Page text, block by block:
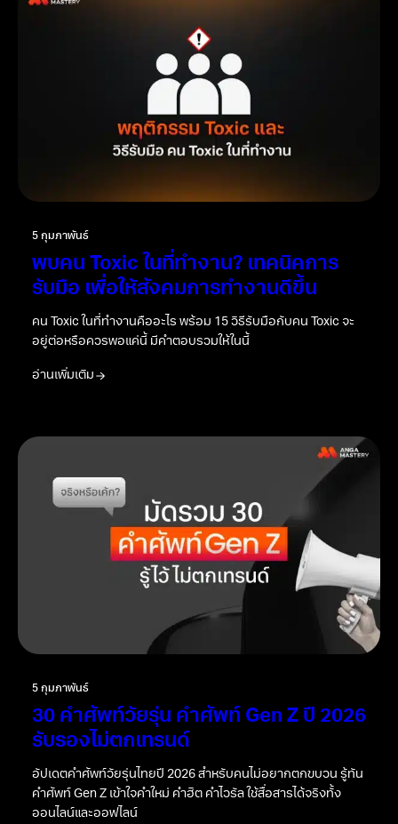
5 กุมภาพันธ์
พบคน Toxic ในที่ทำงาน? เทคนิคการ
รับมือ เพื่อให้สังคมการทำงานดีขึ้น
คน Toxic ในที่ทำงานคืออะไร พร้อม 15 วิธีรับมือกับคน Toxic จะ
อยู่ต่อหรือควรพอแค่นี้ มีคำตอบรวมให้ในนี้
อ่านเพิ่มเติม
5 กุมภาพันธ์
30 คำศัพท์วัยรุ่น คำศัพท์ Gen Z ปี 2026
รับรองไม่ตกเทรนด์
อัปเดตคำศัพท์วัยรุ่นไทยปี 2026 สำหรับคนไม่อยากตกขบวน รู้ทัน
คำศัพท์ Gen Z เข้าใจคำใหม่ คำฮิต คำไวรัล ใช้สื่อสารได้จริงทั้ง
ออนไลน์และออฟไลน์